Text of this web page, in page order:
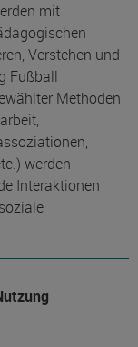
mit
Verstehen und
Fußball
Methoden
werden
Interaktionen